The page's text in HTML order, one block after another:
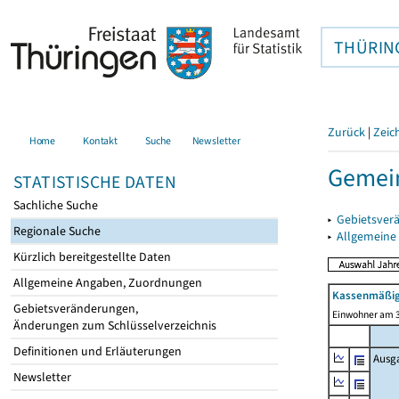
Home Kontakt Suche Newsletter
STATISTISCHE DATEN
Sachliche Suche
Regionale Suche
Kürzlich bereitgestellte Daten
Allgemeine Angaben, Zuordnungen
Gebietsveränderungen,
Änderungen zum Schlüsselverzeichnis
Definitionen und Erläuterungen
Newsletter
Zurück |
▸
▸
Einwohner am